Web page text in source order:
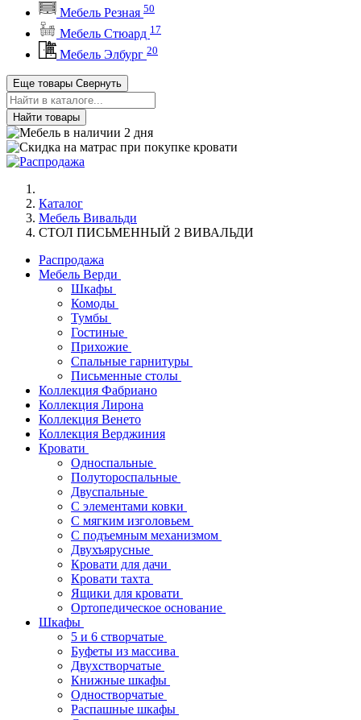
Мебель Резная 50
Мебель Стюард 17
Мебель Элбург 20
Еще товары Свернуть
Найти товары
Каталог
Мебель Вивальди
СТОЛ ПИСЬМЕННЫЙ 2 ВИВАЛЬДИ
Распродажа
Мебель Верди
Шкафы
Комоды
Тумбы
Гостиные
Прихожие
Спальные гарнитуры
Письменные столы
Коллекция Фабриано
Коллекция Лирона
Коллекция Венето
Коллекция Верджиния
Кровати
Односпальные
Полутороспальные
Двуспальные
С элементами ковки
С мягким изголовьем
С подъемным механизмом
Двухъярусные
Кровати для дачи
Кровати тахта
Ящики для кровати
Ортопедическое основание
Шкафы
5 и 6 створчатые
Буфеты из массива
Двухстворчатые
Книжные шкафы
Одностворчатые
Распашные шкафы